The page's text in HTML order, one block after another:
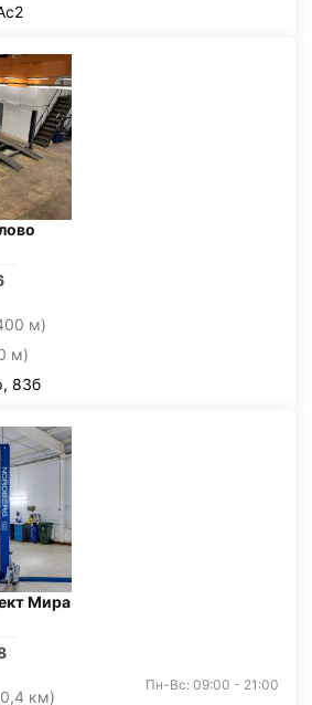
м)
м)
83б
Мира
км)
Пн-Вс: 09:00 - 21:00